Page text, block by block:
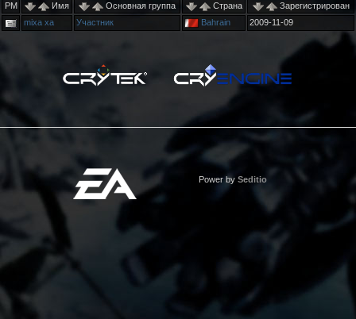
PM Имя Основная группа Страна
Зарегистрирован
mixa xa
Участник Bahrain 2009-11-09
Power by Seditio